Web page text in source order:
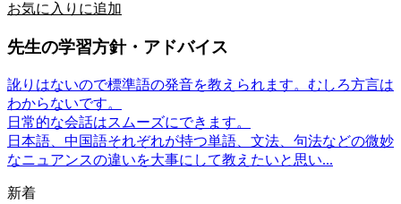
お気に入りに追加
先生の学習方針・アドバイス
訛りはないので標準語の発音を教えられます。むしろ方言は
わからないです。
日常的な会話はスムーズにできます。
日本語、中国語それぞれが持つ単語、文法、句法などの微妙
なニュアンスの違いを大事にして教えたいと思い...
新着